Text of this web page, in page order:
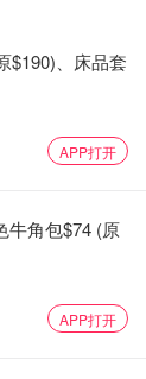
$190)、床品套
APP打开
牛角包$74 (原
APP打开